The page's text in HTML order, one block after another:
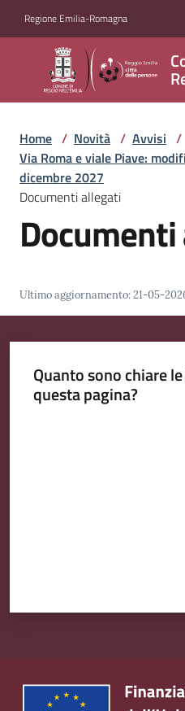
Regione Emilia-Romagna
di
Amministrazione
Servizi
Novità
Menu selezionato
Emilia
i
Home / Novità / Avvisi /
Via Roma e viale Piave:
dicembre 2027
Documenti allegati
Ultimo aggiornamento:21-05-
Quanto sono chiare
questa pagina?